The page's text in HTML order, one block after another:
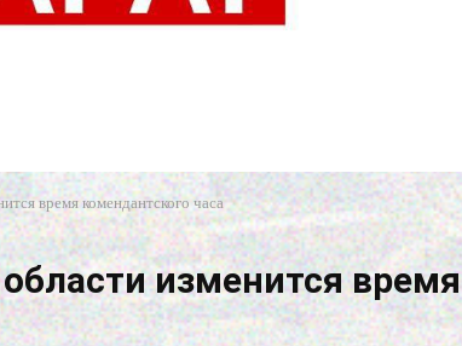
время комендантского часа
изменится время